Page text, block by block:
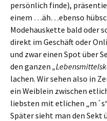
persönlich finde),
einem …äh…ebenso
Modehauskette bald oder
direkt im Geschäft oder
und zwar einen Spot über
den ganzen
lachen. Wir sehen also in
ein Weiblein zwischen
liebsten mit etlichen
Später sieht man den